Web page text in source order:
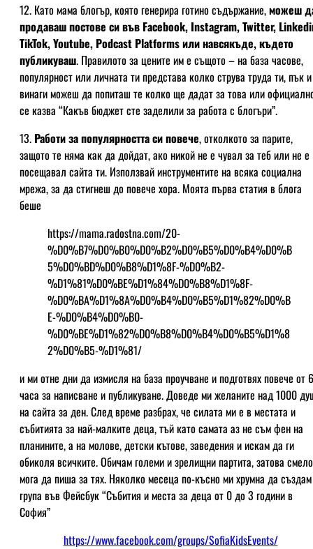
12. Като мама блогър, която генерира готино съдържание,можеш
продаваш постове си във Facebook, Instagram, Twitter,
TikTok, Youtube, Podcast Platforms или навсякъде, където
публикуваш. Правилото за цените им е същото – на база часове,
популярност или личната ти представа колко струва труда ти, пък и
винаги можеш да попиташ те колко ще дадат за това или
се казва “Какъв бюджет сте заделили за работа с блогъри”.
13. Работи за популярността си повече, отколкото за парите,
защото те няма как да дойдат, ако никой не е чувал за теб или не е
посещавал сайта ти. Използвай инструментите на всяка социална
мрежа, за да стигнеш до повече хора. Моята първа статия в блога
беше
https://mama.radostna.com/20-
%D0%B7%D0%B0%D0%B2%D0%B5%D0%B4%D0%B
5%D0%BD%D0%B8%D1%8F-%D0%B2-
%D1%81%D0%BE%D1%84%D0%B8%D1%8F-
%D0%BA%D1%8A%D0%B4%D0%B5%D1%82%D0%B
E-%D0%B4%D0%B0-
%D0%BE%D1%82%D0%B8%D0%B4%D0%B5%D1%8
2%D0%B5-%D1%81/
и ми отне дни да измисля на база проучване и подготвях повече от 6
часа за написване и публикуване. Доведе ми желаните над 1000
на сайта за ден. След време разбрах, че силата ми е в местата и
събитията за най-малките деца, тъй като самата аз не съм фен на
планините, а на молове, детски кътове, заведения и искам да ги
обиколя всичките. Обичам големи и зрелищни партита, затова смело
мога да пиша за тях. Няколко месеца по-късно ми хрумна да създам
група във Фейсбук “Събития и места за деца от 0 до 3 години в
София”
https://www.facebook.com/groups/SofiaKidsEvents/